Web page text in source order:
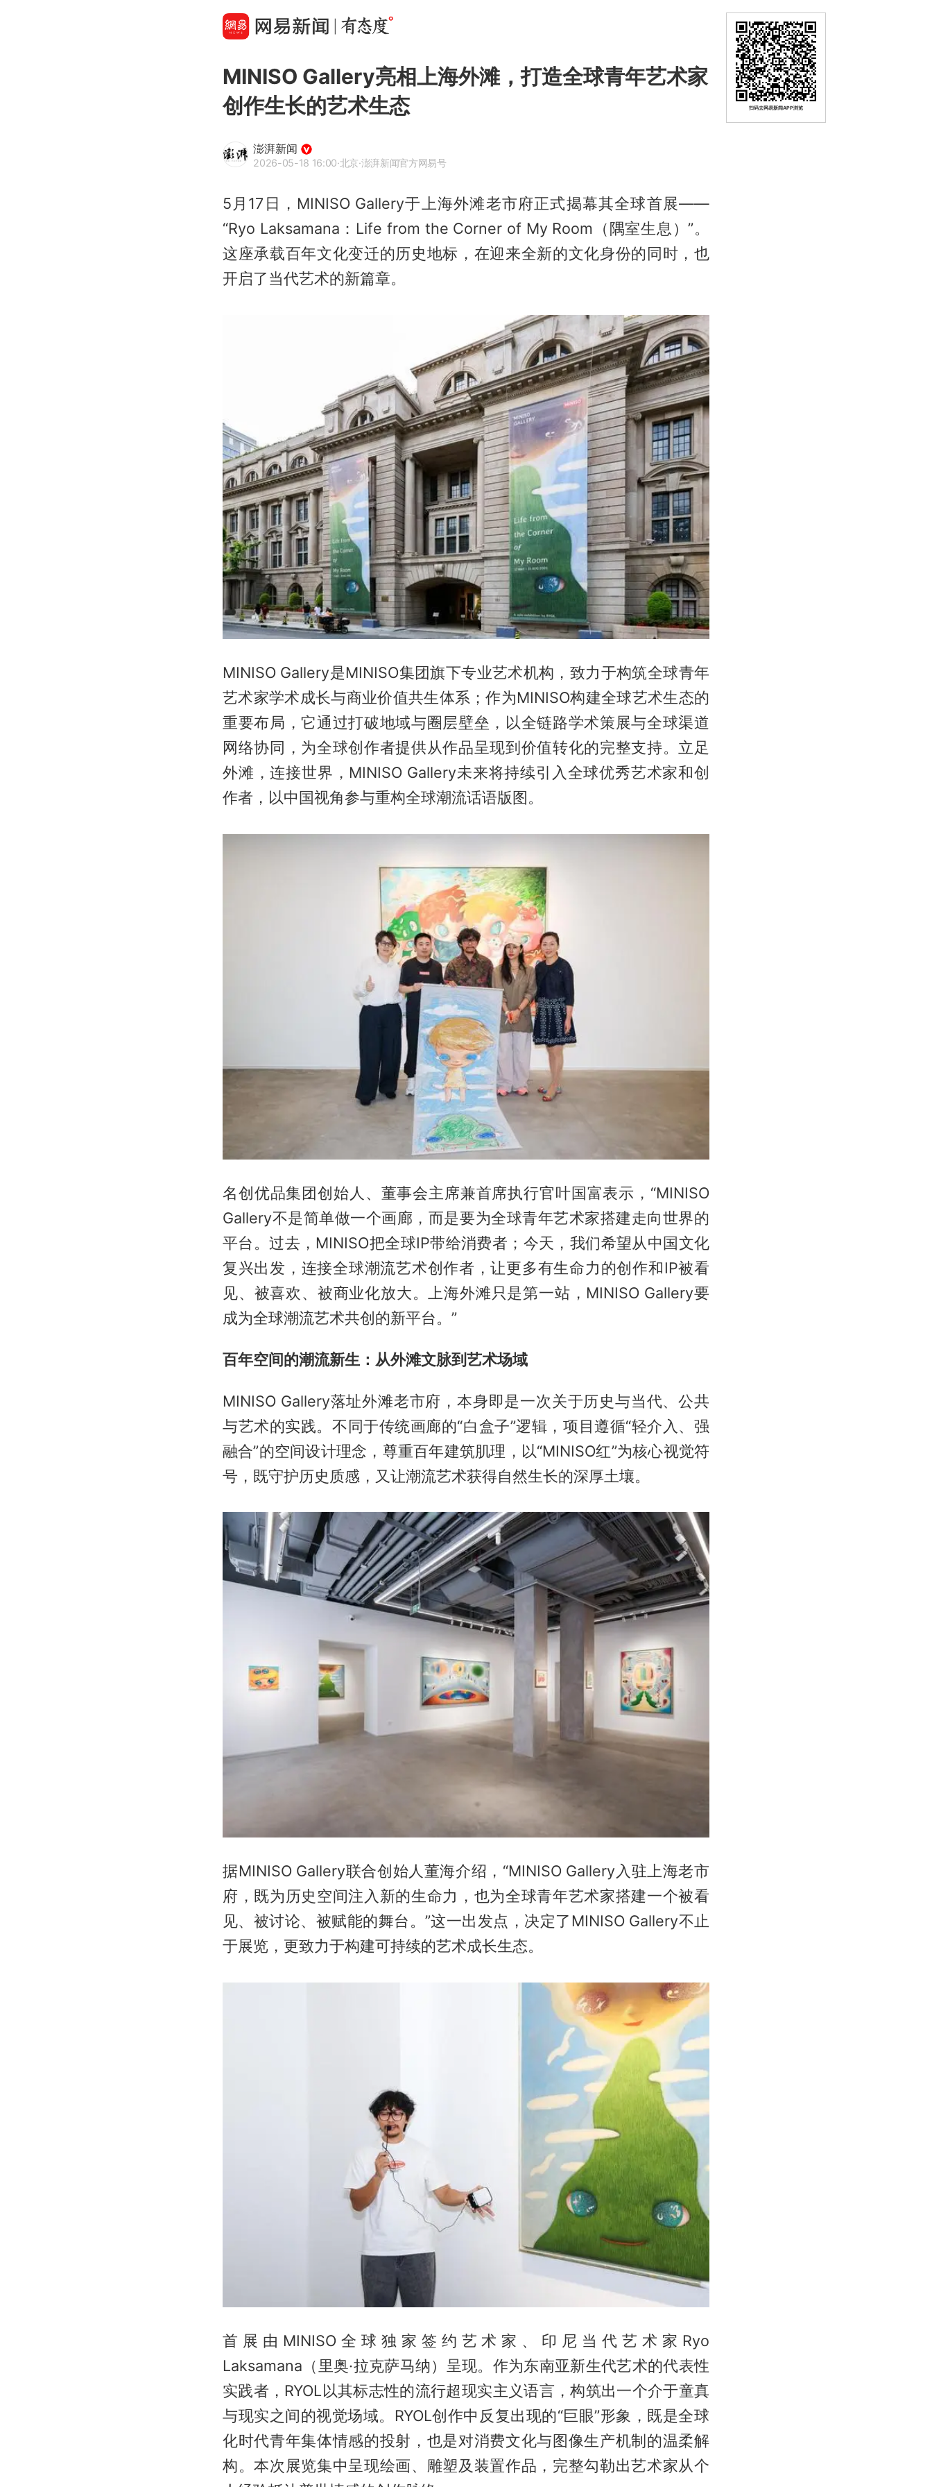
MINISO Gallery亮相上海外滩，打造全球青年艺术家
创作生长的艺术生态
澎湃新闻
2026-05-18 16:00·北京·澎湃新闻官方网易号
5月17日，MINISO Gallery于上海外滩老市府正式揭幕其全球首展——
“Ryo Laksamana：Life from the Corner of My Room（隅室生息）”。
这座承载百年文化变迁的历史地标，在迎来全新的文化身份的同时，也
开启了当代艺术的新篇章。
MINISO Gallery是MINISO集团旗下专业艺术机构，致力于构筑全球青年
艺术家学术成长与商业价值共生体系；作为MINISO构建全球艺术生态的
重要布局，它通过打破地域与圈层壁垒，以全链路学术策展与全球渠道
网络协同，为全球创作者提供从作品呈现到价值转化的完整支持。立足
外滩，连接世界，MINISO Gallery未来将持续引入全球优秀艺术家和创
作者，以中国视角参与重构全球潮流话语版图。
名创优品集团创始人、董事会主席兼首席执行官叶国富表示，“MINISO
Gallery不是简单做一个画廊，而是要为全球青年艺术家搭建走向世界的
平台。过去，MINISO把全球IP带给消费者；今天，我们希望从中国文化
复兴出发，连接全球潮流艺术创作者，让更多有生命力的创作和IP被看
见、被喜欢、被商业化放大。上海外滩只是第一站，MINISO Gallery要
成为全球潮流艺术共创的新平台。”
百年空间的潮流新生：从外滩文脉到艺术场域
MINISO Gallery落址外滩老市府，本身即是一次关于历史与当代、公共
与艺术的实践。不同于传统画廊的“白盒子”逻辑，项目遵循“轻介入、强
融合”的空间设计理念，尊重百年建筑肌理，以“MINISO红”为核心视觉符
号，既守护历史质感，又让潮流艺术获得自然生长的深厚土壤。
据MINISO Gallery联合创始人董海介绍，“MINISO Gallery入驻上海老市
府，既为历史空间注入新的生命力，也为全球青年艺术家搭建一个被看
见、被讨论、被赋能的舞台。”这一出发点，决定了MINISO Gallery不止
于展览，更致力于构建可持续的艺术成长生态。
首展由MINISO全球独家签约艺术家、印尼当代艺术家Ryo
Laksamana（里奥·拉克萨马纳）呈现。作为东南亚新生代艺术的代表性
实践者，RYOL以其标志性的流行超现实主义语言，构筑出一个介于童真
与现实之间的视觉场域。RYOL创作中反复出现的“巨眼”形象，既是全球
化时代青年集体情感的投射，也是对消费文化与图像生产机制的温柔解
构。本次展览集中呈现绘画、雕塑及装置作品，完整勾勒出艺术家从个
扫码去网易新闻APP浏览